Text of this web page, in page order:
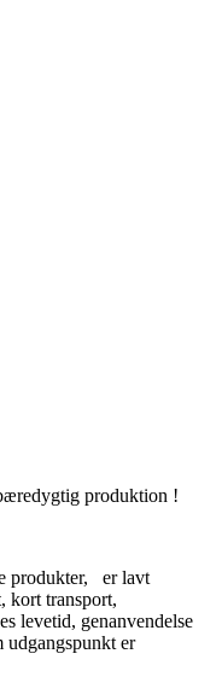
produktion !
produkter, er lavt
kort transport,
levetid, genanvendelse
udgangspunkt er